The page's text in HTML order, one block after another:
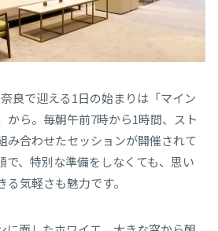
良で迎える1日の始まりは「マイン
から。毎朝午前7時から1時間、スト
み合わせたセッションが開催されて
で、特別な準備をしなくても、思い
気軽さも魅力です。